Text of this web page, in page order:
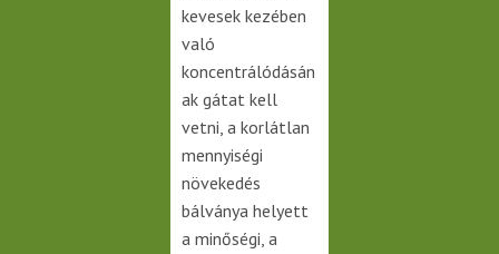
kevesek kezében
való
koncentrálódásán
ak gátat kell
vetni, a korlátlan
mennyiségi
növekedés
bálványa helyett
a minőségi, a